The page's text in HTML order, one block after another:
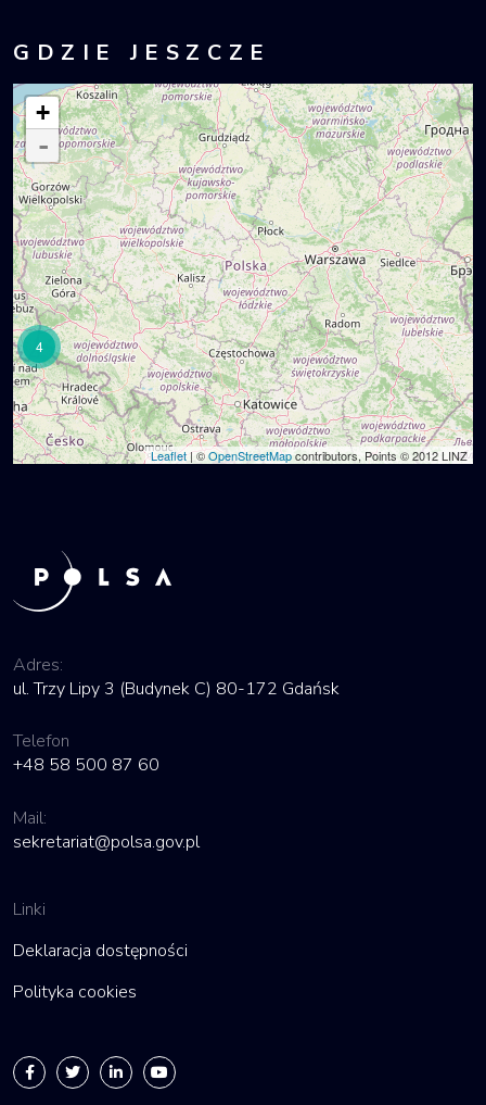
GDZIE JESZCZE
4
+
-
Leaflet| ©OpenStreetMapcontributors, Points © 2012 LINZ
Adres:
ul. Trzy Lipy 3 (Budynek C) 80-172 Gdańsk
Telefon
+48 58 500 87 60
Mail:
sekretariat@polsa.gov.pl
Linki
Deklaracja dostępności
Polityka cookies